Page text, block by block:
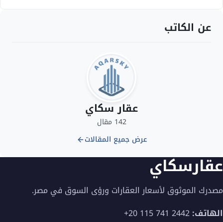
عن الكاتب
عقار سكاي
142 مقال
عرض جميع المقالات
عقارسكاي
مصدرك الموثوق لأسعار العقارات ورؤى السوق في مصر.
الهاتف:+20 115 741 2442